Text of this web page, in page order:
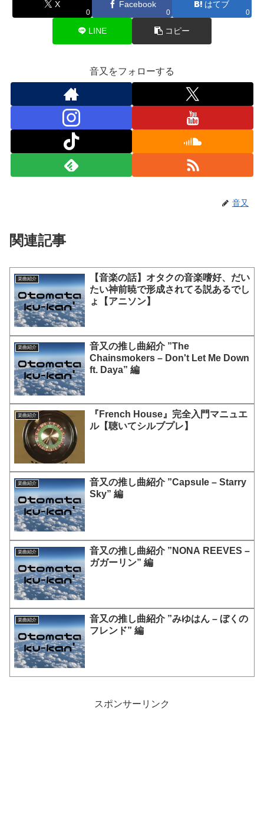
X
0
Facebook
0
はてブ
0
LINE コピー
音又をフォローする
音又
関連記事
楽曲紹介
【音楽の話】オタクの音楽嗜好、だい
たい神前暁で形成されてる説あるでし
ょ【アニソン】
楽曲紹介
音又の推し曲紹介 ”The
Chainsmokers – Don't Let Me Down
ft. Daya” 編
楽曲紹介
『French House』完全入門マニュエ
ル【聴いてシルブプレ】
楽曲紹介
音又の推し曲紹介 ”Capsule – Starry
Sky” 編
楽曲紹介
音又の推し曲紹介 ”NONA REEVES –
ガガーリン” 編
楽曲紹介
音又の推し曲紹介 ”みゆはん – ぼくの
フレンド” 編
スポンサーリンク